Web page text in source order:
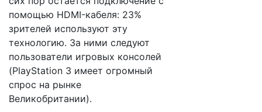
помощью HDMI-кабеля: 23%
зрителей используют эту
технологию. За ними следуют
пользователи игровых консолей
(PlayStation 3 имеет огромный
спрос на рынке
Великобритании).